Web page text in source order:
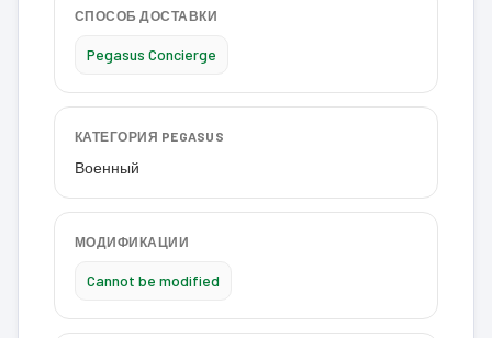
СПОСОБ ДОСТАВКИ
Pegasus Concierge
КАТЕГОРИЯ PEGASUS
Военный
МОДИФИКАЦИИ
Cannot be modified